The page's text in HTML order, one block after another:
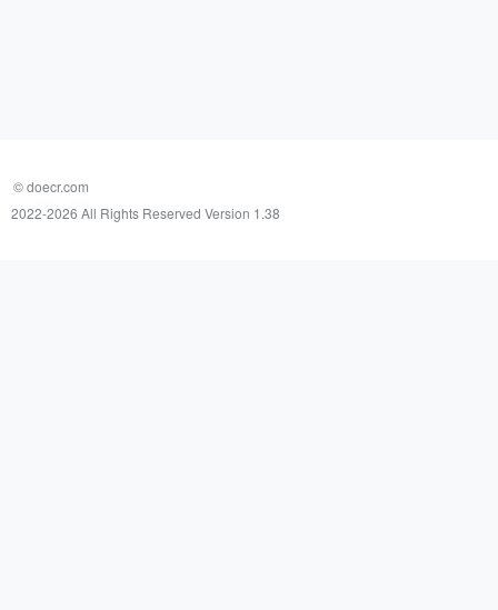
© doecr.com
2022-2026 All Rights Reserved Version 1.38